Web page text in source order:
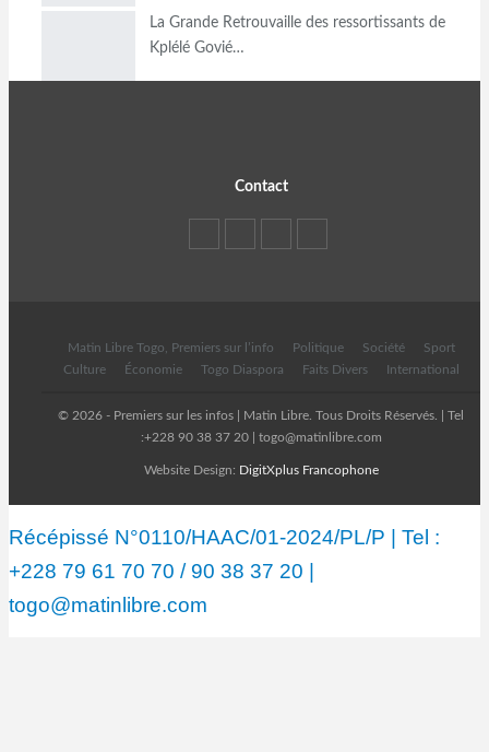
La Grande Retrouvaille des ressortissants de
Kplélé Govié…
Contact
Matin Libre Togo, Premiers sur l’info Politique Société
Sport
Culture
Économie Togo Diaspora Faits Divers International
© 2026 - Premiers sur les infos | Matin Libre. Tous Droits Réservés. | Tel
:+228 90 38 37 20 | togo@matinlibre.com
Website Design: DigitXplus Francophone
Récépissé N°0110/HAAC/01-2024/PL/P | Tel :
+228 79 61 70 70 / 90 38 37 20 |
togo@matinlibre.com